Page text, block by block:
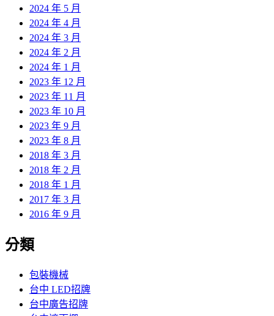
2024 年 5 月
2024 年 4 月
2024 年 3 月
2024 年 2 月
2024 年 1 月
2023 年 12 月
2023 年 11 月
2023 年 10 月
2023 年 9 月
2023 年 8 月
2018 年 3 月
2018 年 2 月
2018 年 1 月
2017 年 3 月
2016 年 9 月
分類
包裝機械
台中 LED招牌
台中廣告招牌